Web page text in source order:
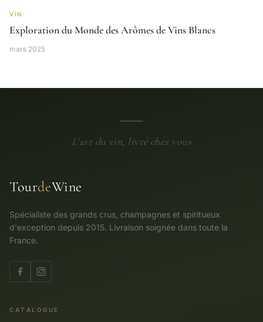
VIN
Exploration du Monde des Arômes de Vins Blancs
mars 2025
L'art du vin, livré chez vous
TourdeWine
Spécialiste des grands crus, champagnes et spiritueux
d'exception depuis 2015. Livraison soignée dans toute la
France.
CATALOGUE